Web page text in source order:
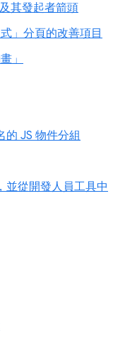
其發起者箭頭
」分頁的改善項目
」
的 JS 物件分組
並從開發人員工具中